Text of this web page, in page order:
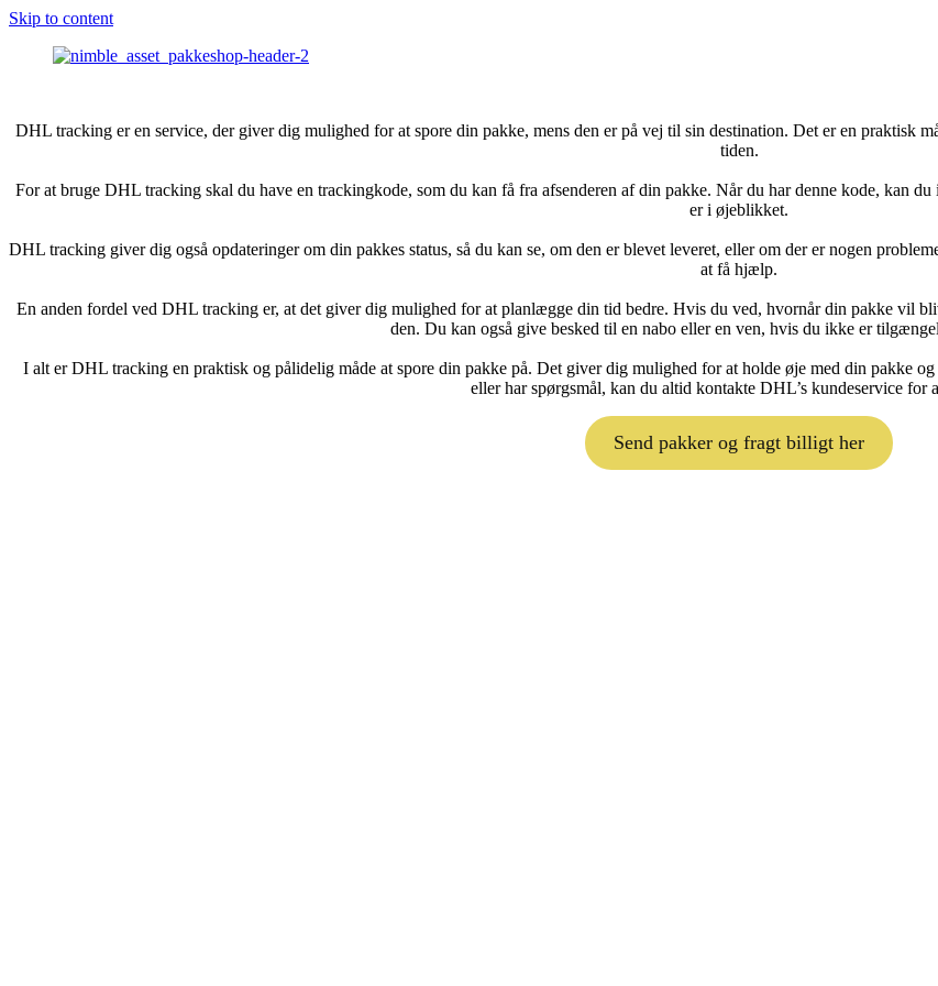
Skip to content
DHL tracking er en service, der giver dig mulighed for at spore din pakke, mens den er på vej til sin destination. Det er en praktisk
tiden.
For at bruge DHL tracking skal du have en trackingkode, som du kan få fra afsenderen af din pakke. Når du har denne kode, kan
er i øjeblikket.
DHL tracking giver dig også opdateringer om din pakkes status, så du kan se, om den er blevet leveret, eller om der er nogen
at få hjælp.
En anden fordel ved DHL tracking er, at det giver dig mulighed for at planlægge din tid bedre. Hvis du ved, hvornår din pakke vil
den. Du kan også give besked til en nabo eller en ven, hvis du ikke er
I alt er DHL tracking en praktisk og pålidelig måde at spore din pakke på. Det giver dig mulighed for at holde øje med din pakke
eller har spørgsmål, kan du altid kontakte DHL’s kundeservice for
Send pakker og fragt billigt her